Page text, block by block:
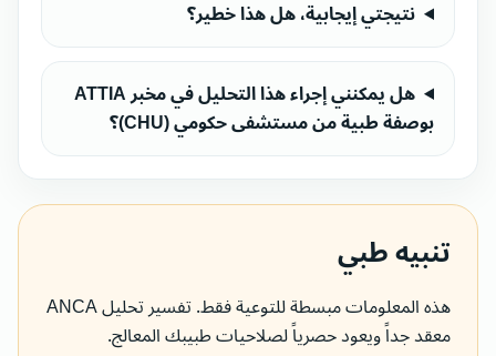
نتيجتي إيجابية، هل هذا خطير؟
هل يمكنني إجراء هذا التحليل في مخبر ATTIA
بوصفة طبية من مستشفى حكومي (CHU)؟
تنبيه طبي
هذه المعلومات مبسطة للتوعية فقط. تفسير تحليل ANCA
معقد جداً ويعود حصرياً لصلاحيات طبيبك المعالج.